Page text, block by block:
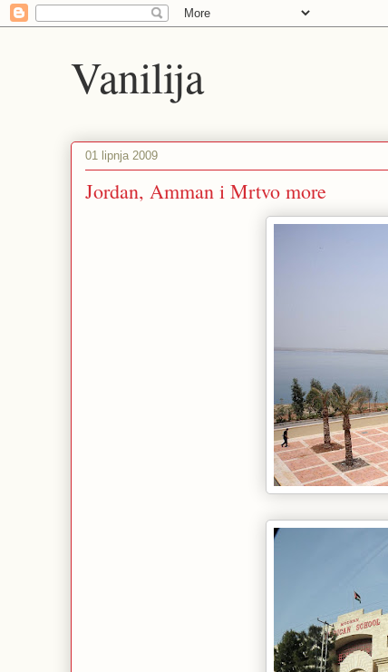
Vanilija
01 lipnja 2009
Jordan, Amman i Mrtvo more